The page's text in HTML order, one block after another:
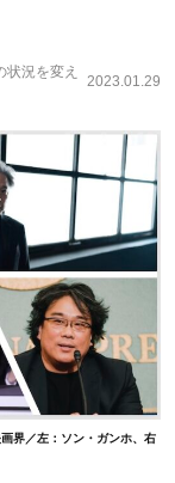
況を変え
2023.01.29
界／左：ソン・ガンホ、右